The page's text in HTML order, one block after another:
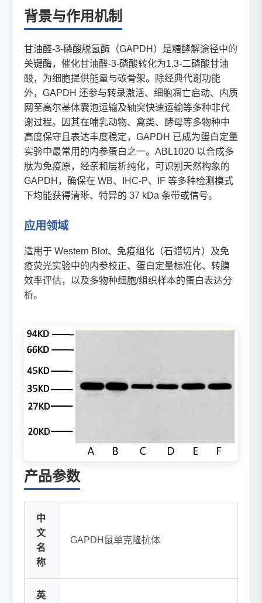
背景与作用机制
甘油醛-3-磷酸脱氢酶（GAPDH）是糖酵解途径中的
关键酶，催化甘油醛-3-磷酸转化为1,3-二磷酸甘油
酸，为细胞提供能量与碳骨架。除经典代谢功能
外，GAPDH 还参与转录激活、细胞凋亡启动、内质
网至高尔基体囊泡运输及轴突快速运输等多种非代
谢过程。因其在哺乳动物、禽类、酵母等多物种中
高度保守且表达丰度稳定，GAPDH 已成为蛋白定量
实验中最常用的内参蛋白之一。ABL1020 以合成多
肽为免疫原，经亲和层析纯化，可识别天然构象的
GAPDH，确保在 WB、IHC-P、IF 等多种检测模式
下均能获得清晰、特异的 37 kDa 条带或信号。
应用领域
适用于 Western Blot、免疫组化（石蜡切片）及免
疫荧光实验中的内参校正、蛋白定量标准化、转膜
效率评估，以及多物种细胞/组织样本的蛋白表达分
析。
产品参数
中
文
名
称
GAPDH鼠单克隆抗体
英